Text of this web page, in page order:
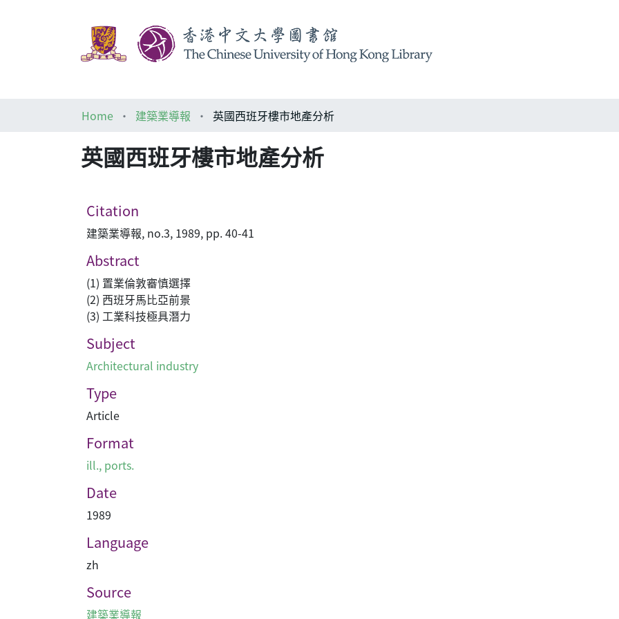
Home
建築業導報 英國西班牙樓市地產分析
英國西班牙樓市地產分析
Citation
建築業導報, no.3, 1989, pp. 40-41
Abstract
(1) 置業倫敦審慎選擇
(2) 西班牙馬比亞前景
(3) 工業科技極具潛力
Subject
Architectural industry
Type
Article
Format
ill., ports.
Date
1989
Language
zh
Source
建築業導報